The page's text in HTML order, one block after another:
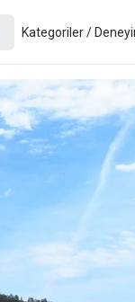
Kategoriler /